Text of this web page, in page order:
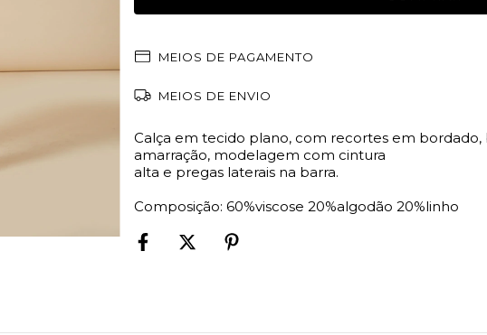
MEIOS DE PAGAMENTO
MEIOS DE ENVIO
Calça em tecido plano, com recortes em bordado,
amarração, modelagem com cintura
alta e pregas laterais na barra.
Composição: 60%viscose 20%algodão 20%linho